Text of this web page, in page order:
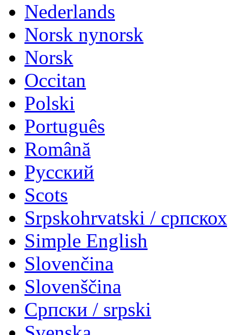
Nederlands
Norsk nynorsk
Norsk
Occitan
Polski
Português
Română
Русский
Scots
Srpskohrvatski /
Simple English
Slovenčina
Slovenščina
Српски / srpski